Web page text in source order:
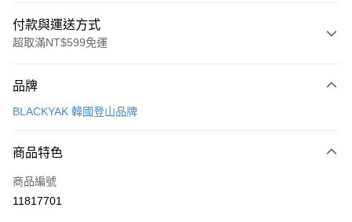
付款與運送方式
超取滿NT$599免運
信用卡一次付款
LINE Pay
Apple Pay
品牌
BLACKYAK 韓國登山品牌
商品特色
商品編號
11817701